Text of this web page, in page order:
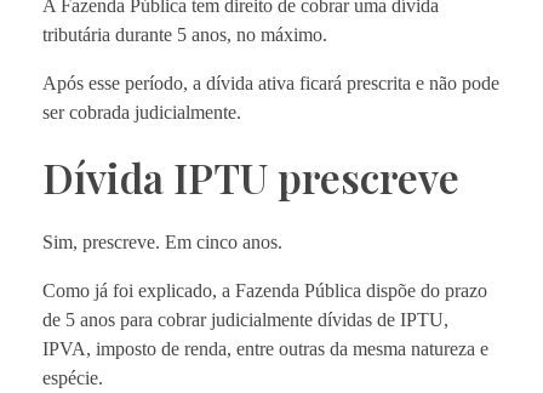
A Fazenda Pública tem direito de cobrar uma dívida
tributária durante 5 anos, no máximo.
Após esse período, a dívida ativa ficará prescrita e não pode
ser cobrada judicialmente.
Dívida IPTU prescreve
Sim, prescreve. Em cinco anos.
Como já foi explicado, a Fazenda Pública dispõe do prazo
de 5 anos para cobrar judicialmente dívidas de IPTU,
IPVA, imposto de renda, entre outras da mesma natureza e
espécie.